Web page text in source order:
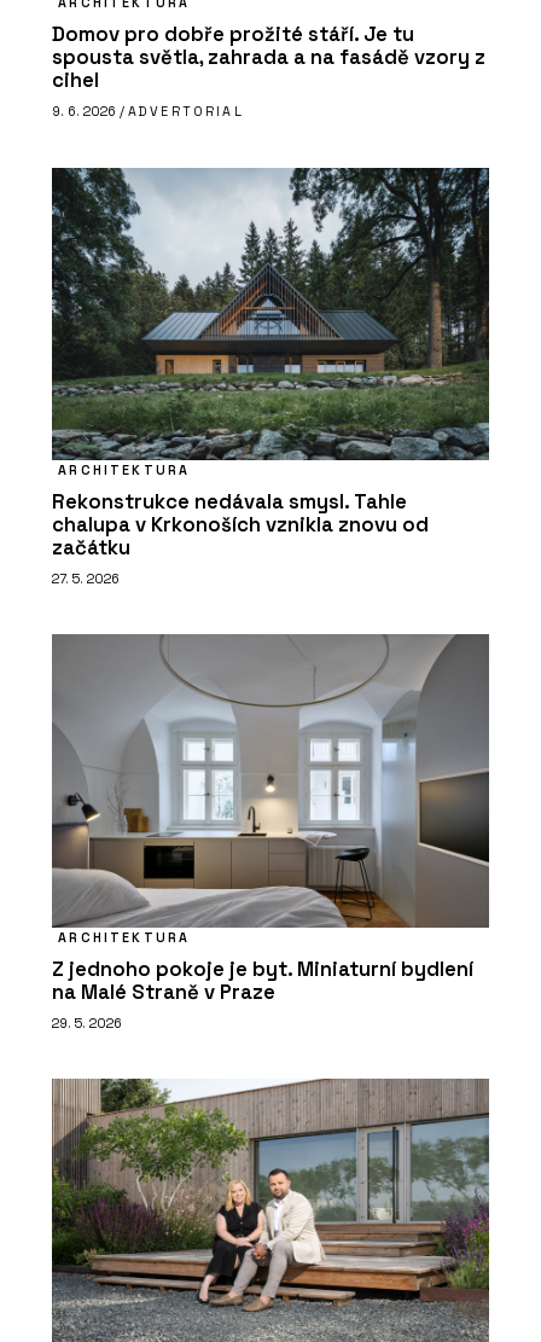
Domov pro dobře prožité stáří. Je tu
spousta světla, zahrada a na fasádě vzory z
cihel
9. 6. 2026 / ADVERTORIAL
ARCHITEKTURA
Rekonstrukce nedávala smysl. Tahle
chalupa v Krkonoších vznikla znovu od
začátku
27. 5. 2026
ARCHITEKTURA
Z jednoho pokoje je byt. Miniaturní bydlení
na Malé Straně v Praze
29. 5. 2026